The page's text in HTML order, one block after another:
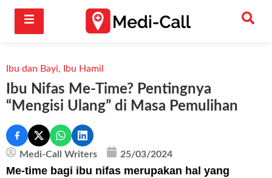
Ibu dan Bayi, Ibu Hamil
Ibu Nifas Me-Time? Pentingnya
“Mengisi Ulang” di Masa Pemulihan
Medi-Call Writers 25/03/2024
Me-time bagi ibu nifas merupakan hal yang